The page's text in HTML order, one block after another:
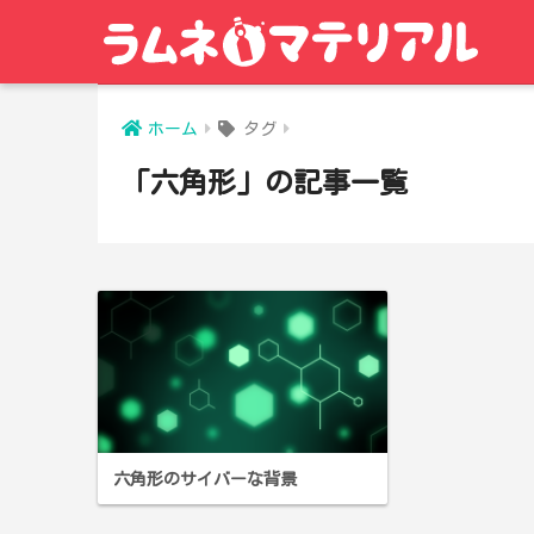
ホーム タグ
「六角形」の記事一覧
六角形のサイバーな背景